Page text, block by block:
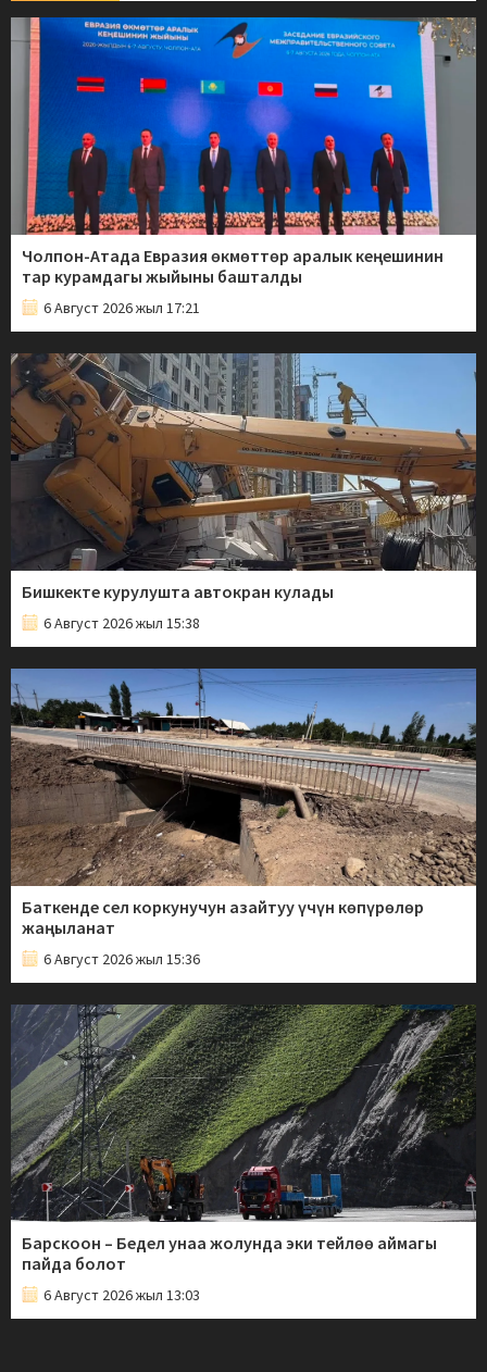
Чолпон-Атада Евразия өкмөттөр аралык кеңешинин
тар курамдагы жыйыны башталды
6 Август 2026 жыл 17:21
Бишкекте курулушта автокран кулады
6 Август 2026 жыл 15:38
Баткенде сел коркунучун азайтуу үчүн көпүрөлөр
жаңыланат
6 Август 2026 жыл 15:36
Барскоон – Бедел унаа жолунда эки тейлөө аймагы
пайда болот
6 Август 2026 жыл 13:03